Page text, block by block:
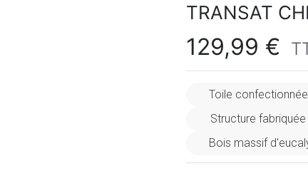
TRANSAT
129,99 €
Toile
Structure
Bois massif